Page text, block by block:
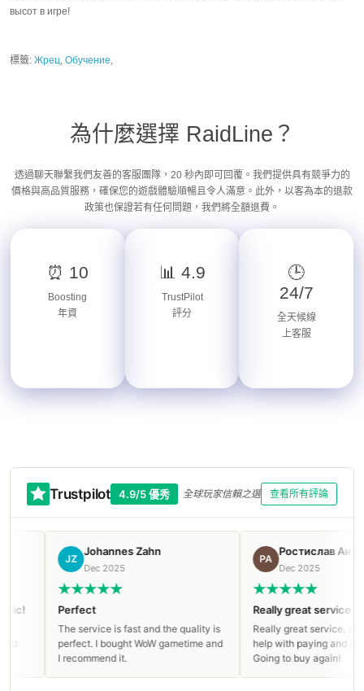
высот в игре!
標籤: Жрец Обучение
為什麼選擇 RaidLine？
透過聊天聯繫我們友善的客服團隊，20 秒內即可回覆。我們提供具有競爭力的
價格與高品質服務，確保您的遊戲體驗順暢且令人滿意。此外，以客為本的退款
政策也保證若有任何問題，我們將全額退費。
⏰ 10
Boosting
年資
📊 4.9
TrustPilot
評分
🕒
24/7
全天候線
上客服
Trustpilot 4.9/5 優秀 全球玩家信賴之選 查看所有評論
Johannes Zahn
Dec 2025
Perfect
The service is fast and the quality is
perfect. I bought WoW gametime and
I recommend it.
Ростислав Андреев
Dec 2025
Really great service
Really great service,
help with paying and live
Going to buy again!